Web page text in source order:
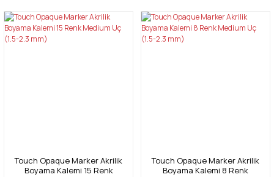
Touch Opaque Marker Akrilik
Boyama Kalemi 15 Renk
Touch Opaque Marker Akrilik
Boyama Kalemi 8 Renk